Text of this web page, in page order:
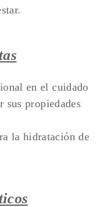
en el cuidado
propiedades
la hidratación de